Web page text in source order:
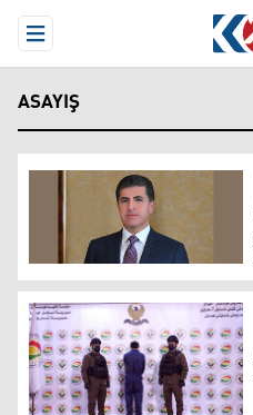
Open Menu
ASAYIŞ
Nêçîrvan Barzanî